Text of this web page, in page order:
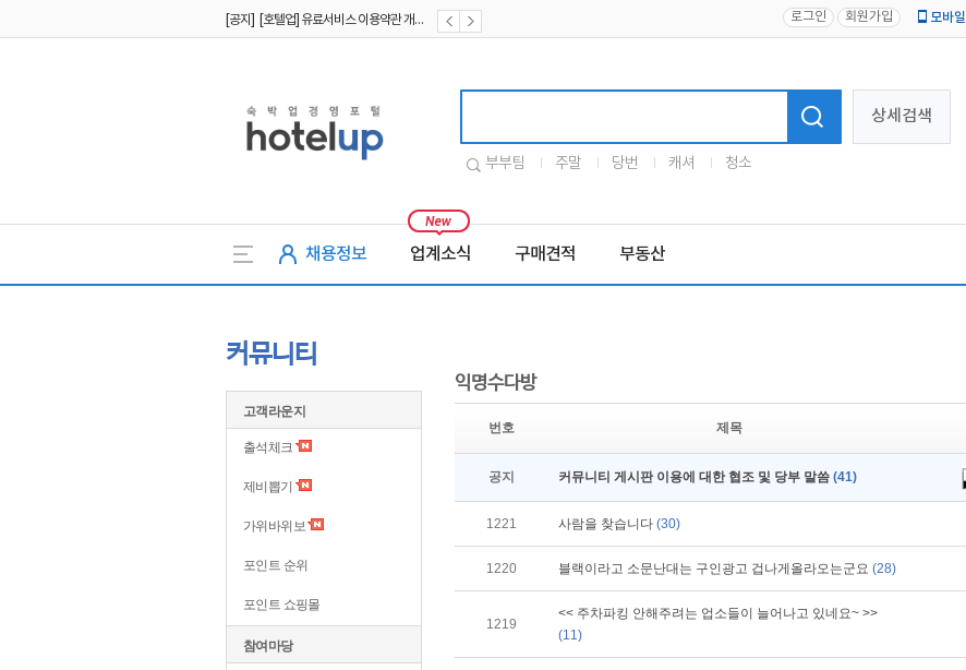
[공지] [호텔업] 유료서비스 이용약관 개정본2 (19.09.02) 로그인 회원가입 모바일
상세검색
부부팀 주말 당번 캐셔 청소
채용정보 업계소식 구매견적 부동산
커뮤니티
고객라운지
출석체크
제비뽑기
가위바위보
포인트 순위
포인트 쇼핑몰
참여마당
익명수다방
번호 제목
공지 커뮤니티 게시판 이용에 대한 협조 및 당부 말씀 (41)
1221 사람을 찾습니다 (30)
1220 블랙이라고 소문난대는 구인광고 겁나게올라오는군요 (28)
1219
<< 주차파킹 안해주려는 업소들이 늘어나고 있네요~ >>
(11)